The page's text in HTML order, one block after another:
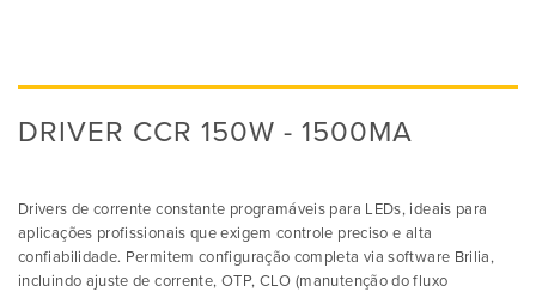
DRIVER CCR 150W - 1500MA
Drivers de corrente constante programáveis para LEDs, ideais para
aplicações profissionais que exigem controle preciso e alta
confiabilidade. Permitem configuração completa via software Brilia,
incluindo ajuste de corrente, OTP, CLO (manutenção do fluxo